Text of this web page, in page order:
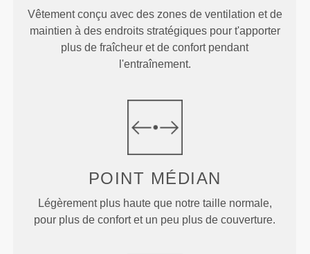
Vêtement conçu avec des zones de ventilation et de
maintien à des endroits stratégiques pour t'apporter
plus de fraîcheur et de confort pendant
l'entraînement.
POINT MÉDIAN
Légèrement plus haute que notre taille normale,
pour plus de confort et un peu plus de couverture.